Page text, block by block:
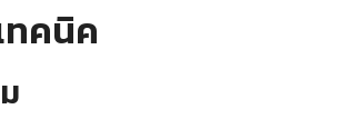
ทคนิค